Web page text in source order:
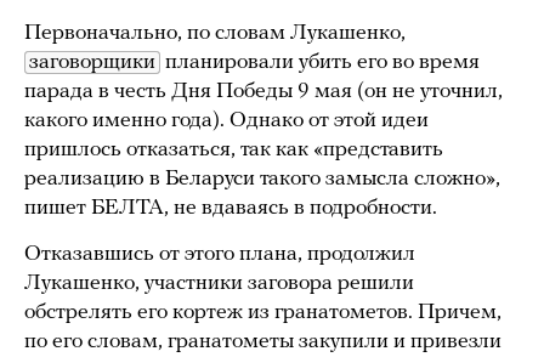
Первоначально, по словам Лукашенко,
заговорщики планировали убить его во время
парада в честь Дня Победы 9 мая (он не уточнил,
какого именно года). Однако от этой идеи
пришлось отказаться, так как «представить
реализацию в Беларуси такого замысла сложно»,
пишет БЕЛТА, не вдаваясь в подробности.
Отказавшись от этого плана, продолжил
Лукашенко, участники заговора решили
обстрелять его кортеж из гранатометов. Причем,
по его словам, гранатометы закупили и привезли